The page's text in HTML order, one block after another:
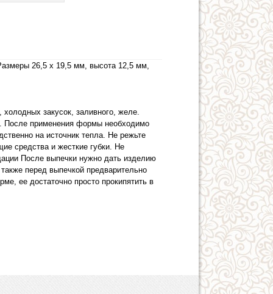
26,5 х 19,5 мм, высота 12,5 мм,
закусок, заливного, желе.
После применения формы необходимо
на источник тепла. Не режьте
средства и жесткие губки. Не
После выпечки нужно дать изделию
перед выпечкой предварительно
ее достаточно просто прокипятить в